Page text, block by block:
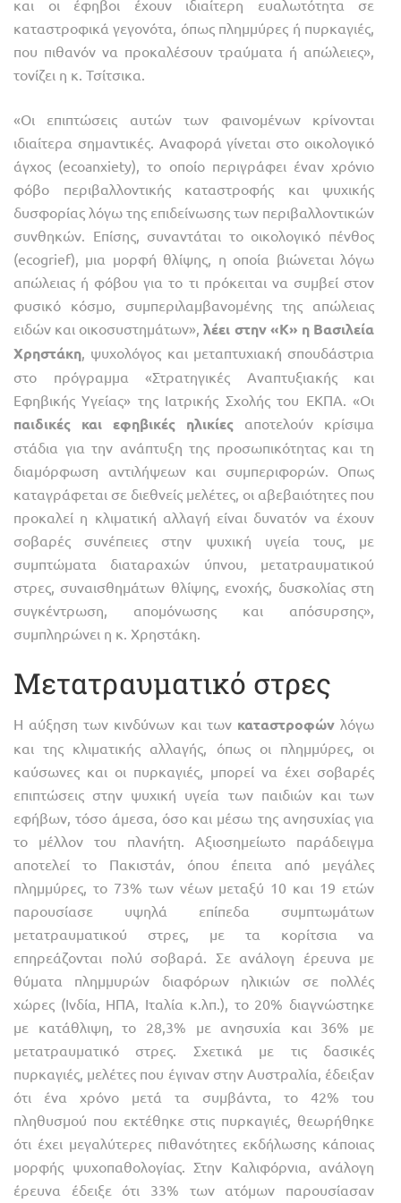
και οι έφηβοι έχουν ιδιαίτερη ευαλωτότητα σε
καταστροφικά γεγονότα, όπως πλημμύρες ή πυρκαγιές,
που πιθανόν να προκαλέσουν τραύματα ή απώλειες»,
τονίζει η κ. Τσίτσικα.
«Οι επιπτώσεις αυτών των φαινομένων κρίνονται
ιδιαίτερα σημαντικές. Αναφορά γίνεται στο οικολογικό
άγχος (ecoanxiety), το οποίο περιγράφει έναν χρόνιο
φόβο περιβαλλοντικής καταστροφής και ψυχικής
δυσφορίας λόγω της επιδείνωσης των περιβαλλοντικών
συνθηκών. Επίσης, συναντάται το οικολογικό πένθος
(ecogrief), μια μορφή θλίψης, η οποία βιώνεται λόγω
απώλειας ή φόβου για το τι πρόκειται να συμβεί στον
φυσικό κόσμο, συμπεριλαμβανομένης της απώλειας
ειδών και οικοσυστημάτων»,λέει στην «Κ» η Βασιλεία
Χρηστάκη, ψυχολόγος και μεταπτυχιακή σπουδάστρια
στο πρόγραμμα «Στρατηγικές Αναπτυξιακής και
Εφηβικής Υγείας» της Ιατρικής Σχολής του ΕΚΠΑ. «Οι
παιδικές και εφηβικές ηλικίες αποτελούν κρίσιμα
στάδια για την ανάπτυξη της προσωπικότητας και τη
διαμόρφωση αντιλήψεων και συμπεριφορών. Οπως
καταγράφεται σε διεθνείς μελέτες, οι αβεβαιότητες που
προκαλεί η κλιματική αλλαγή είναι δυνατόν να έχουν
σοβαρές συνέπειες στην ψυχική υγεία τους, με
συμπτώματα διαταραχών ύπνου, μετατραυματικού
στρες, συναισθημάτων θλίψης, ενοχής, δυσκολίας στη
συγκέντρωση, απομόνωσης και απόσυρσης»,
συμπληρώνει η κ. Χρηστάκη.
Μετατραυματικό στρες
Η αύξηση των κινδύνων και των καταστροφώνλόγω
και της κλιματικής αλλαγής, όπως οι πλημμύρες, οι
καύσωνες και οι πυρκαγιές, μπορεί να έχει σοβαρές
επιπτώσεις στην ψυχική υγεία των παιδιών και των
εφήβων, τόσο άμεσα, όσο και μέσω της ανησυχίας για
το μέλλον του πλανήτη. Αξιοσημείωτο παράδειγμα
αποτελεί το Πακιστάν, όπου έπειτα από μεγάλες
πλημμύρες, το 73% των νέων μεταξύ 10 και 19 ετών
παρουσίασε υψηλά επίπεδα συμπτωμάτων
μετατραυματικού στρες, με τα κορίτσια να
επηρεάζονται πολύ σοβαρά. Σε ανάλογη έρευνα με
θύματα πλημμυρών διαφόρων ηλικιών σε πολλές
χώρες (Ινδία, ΗΠΑ, Ιταλία κ.λπ.), το 20% διαγνώστηκε
με κατάθλιψη, το 28,3% με ανησυχία και 36% με
μετατραυματικό στρες. Σχετικά με τις δασικές
πυρκαγιές, μελέτες που έγιναν στην Αυστραλία, έδειξαν
ότι ένα χρόνο μετά τα συμβάντα, το 42% του
πληθυσμού που εκτέθηκε στις πυρκαγιές, θεωρήθηκε
ότι έχει μεγαλύτερες πιθανότητες εκδήλωσης κάποιας
μορφής ψυχοπαθολογίας. Στην Καλιφόρνια, ανάλογη
έρευνα έδειξε ότι 33% των ατόμων παρουσίασαν